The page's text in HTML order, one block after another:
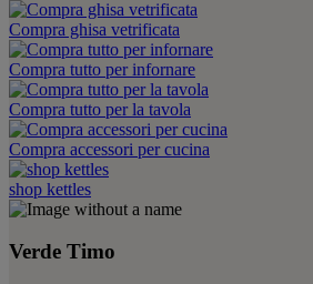
Compra ghisa vetrificata
Compra tutto per infornare
Compra tutto per la tavola
Compra accessori per cucina
shop kettles
Verde Timo